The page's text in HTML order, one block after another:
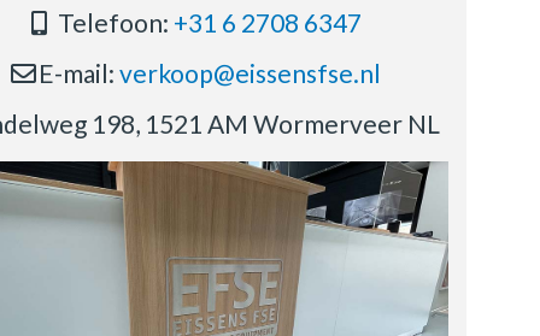
Telefoon: +31 6 2708 6347
E-mail:verkoop@eissensfse.nl
198, 1521 AM Wormerveer NL